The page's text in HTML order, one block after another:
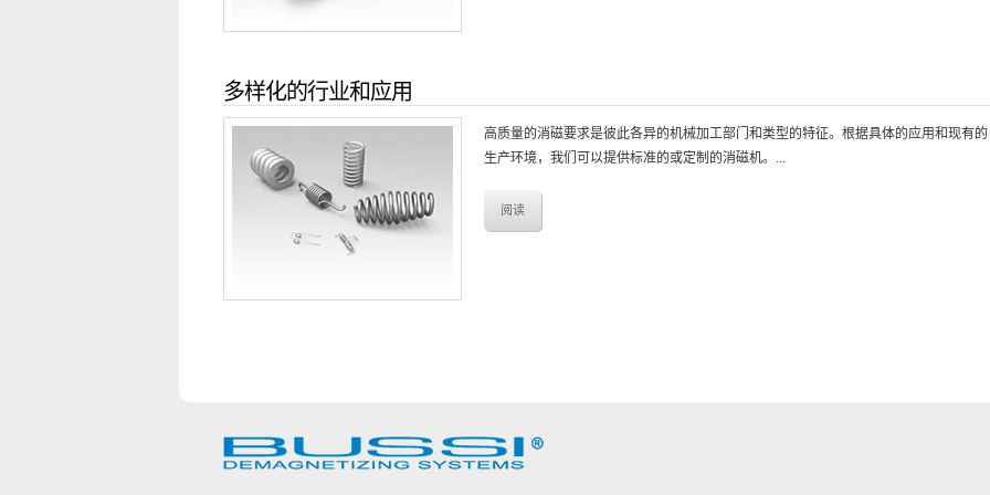
多样化的行业和应用
高质量的消磁要求是彼此各异的机械加工部门和类型的特征。根据具体的应用和现有的
生产环境，我们可以提供标准的或定制的消磁机。...
阅读